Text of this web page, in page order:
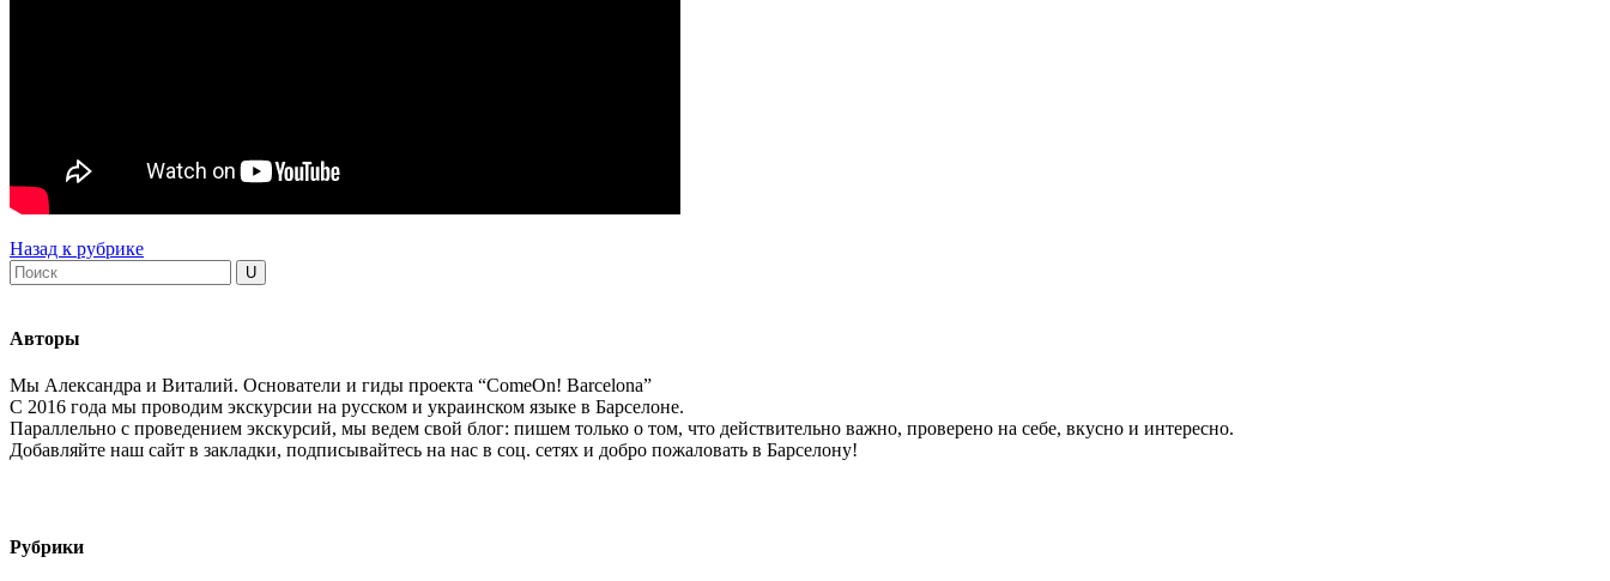
Назад к рубрике
Авторы
Мы Александра и Виталий. Основатели и гиды проекта “ComeOn! Barcelona”
С 2016 года мы проводим экскурсии на русском и украинском языке в Барселоне.
Параллельно с проведением экскурсий, мы ведем свой блог: пишем только о том, что действительно важно, проверено на себе, вкусно и интересно.
Добавляйте наш сайт в закладки, подписывайтесь на нас в соц. сетях и добро пожаловать в Барселону!
Рубрики